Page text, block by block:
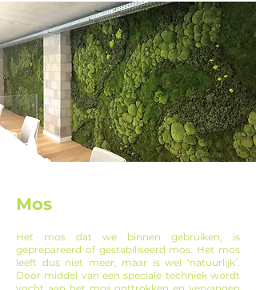
Mos
Het mos dat we binnen gebruiken, is
geprepareerd of gestabiliseerd mos. Het mos
leeft dus niet meer, maar is wel ‘natuurlijk’.
Door middel van een speciale techniek wordt